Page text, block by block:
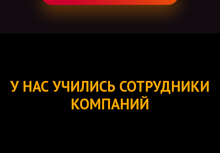
У НАС УЧИЛИСЬ СОТРУДНИКИ
КОМПАНИЙ